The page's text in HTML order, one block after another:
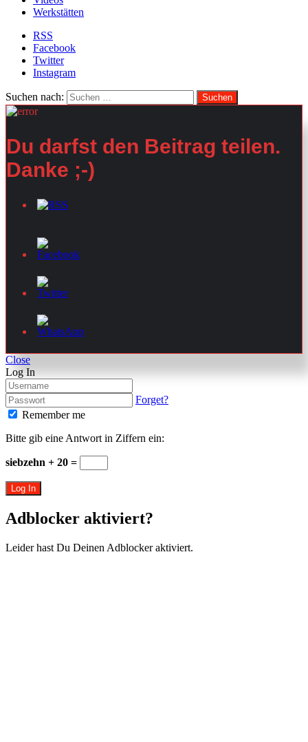
Werkstätten
RSS
Facebook
Twitter
Instagram
Suchen nach:
Du darfst den Beitrag teilen.
Danke ;-)
Close
Log In
Forget?
Remember me
Bitte gib eine Antwort in Ziffern ein:
siebzehn + 20 =
Log In
Adblocker aktiviert?
Leider hast Du Deinen Adblocker aktiviert.